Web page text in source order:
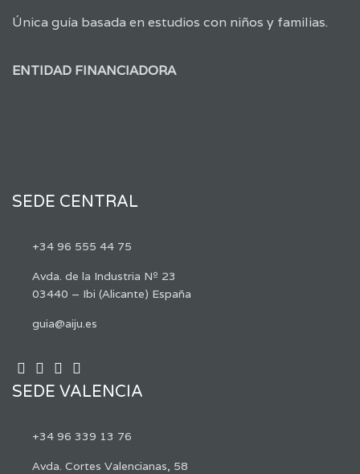
Única guía basada en estudios con niños y familias.
ENTIDAD FINANCIADORA
SEDE CENTRAL
+34 96 555 44 75
Avda. de la Industria Nº 23
03440 – Ibi (Alicante) España
guia@aiju.es
SEDE VALENCIA
+34 96 339 13 76
Avda. Cortes Valencianas, 58